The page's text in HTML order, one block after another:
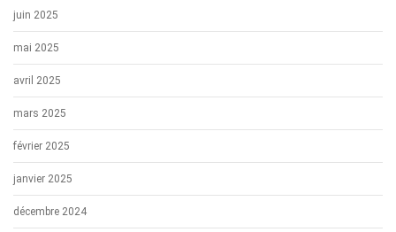
juin 2025
mai 2025
avril 2025
mars 2025
février 2025
janvier 2025
décembre 2024